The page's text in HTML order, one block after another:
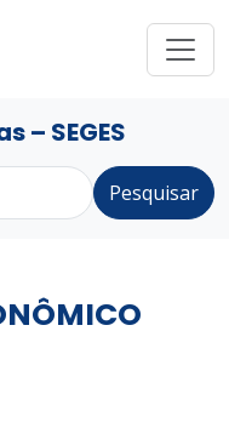
– SEGES
Pesquisar